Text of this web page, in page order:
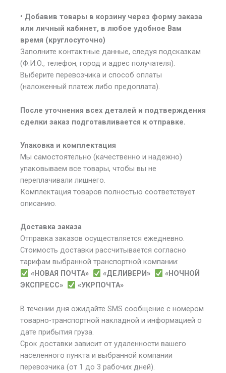
• Добавив товары в корзину через форму заказа
или личный кабинет, в любое удобное Вам
время (круглосуточно)
Заполните контактные данные, следуя подсказкам
(Ф.И.О., телефон, город и адрес получателя).
Выберите перевозчика и способ оплаты
(наложенный платеж либо предоплата).
После уточнения всех деталей и подтверждения
сделки заказ подготавливается к отправке.
Упаковка и комплектация
Мы самостоятельно (качественно и надежно)
упаковываем все товары, чтобы вы не
переплачивали лишнего.
Комплектация товаров полностью соответствует
описанию.
Доставка заказа
Отправка заказов осуществляется ежедневно.
Стоимость доставки рассчитывается согласно
тарифам выбранной транспортной компании:
«НОВАЯ ПОЧТА»
«ДЕЛИВЕРИ»
«НОЧНОЙ
ЭКСПРЕСС»
«УКРПОЧТА»
В течении дня ожидайте SMS сообщение с номером
товарно-транспортной накладной и информацией о
дате прибытия груза.
Срок доставки зависит от удаленности вашего
населенного пункта и выбранной компании
перевозчика (от 1 до 3 рабочих дней).